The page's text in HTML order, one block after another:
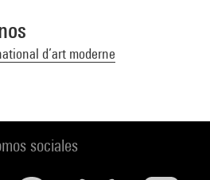
d’art moderne
sociales